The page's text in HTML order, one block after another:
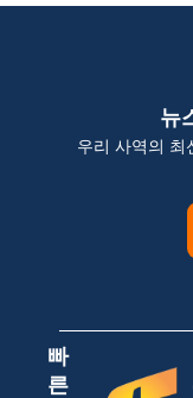
뉴
우리 사역의 최
빠
른